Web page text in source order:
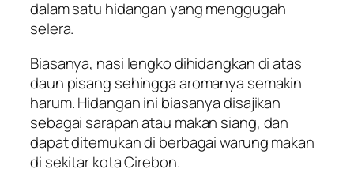
dalam satu hidangan yang menggugah
selera.
Biasanya, nasi lengko dihidangkan di atas
daun pisang sehingga aromanya semakin
harum. Hidangan ini biasanya disajikan
sebagai sarapan atau makan siang, dan
dapat ditemukan di berbagai warung makan
di sekitar kota Cirebon.